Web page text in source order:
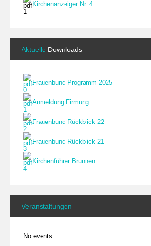
Kirchenanzeiger Nr. 4
Aktuelle Downloads
Frauenbund Programm 2025
Anmeldung Firmung
Frauenbund Rückblick 22
Frauenbund Rückblick 21
Kirchenführer Brunnen
Veranstaltungen
No events